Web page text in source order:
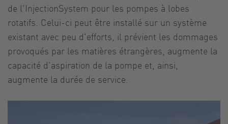
de l'InjectionSystem pour les pompes à lobes
rotatifs. Celui-ci peut être installé sur un système
existant avec peu d'efforts, il prévient les dommages
provoqués par les matières étrangères, augmente la
capacité d'aspiration de la pompe et, ainsi,
augmente la durée de service.